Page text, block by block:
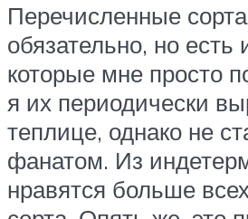
Перечисленные
обязательно, но есть
которые мне просто
я их периодически
теплице, однако не
фанатом. Из
нравятся больше